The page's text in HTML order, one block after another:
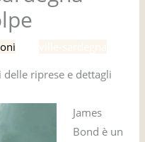
delle riprese e dettagli
James
Bond è un